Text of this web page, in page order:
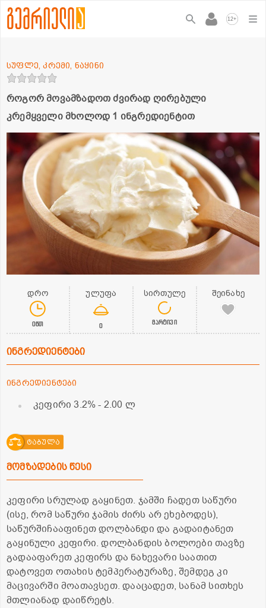
12+
როგორ მოვამზადოთ ძვირად ღირებული
კრემყველი მხოლოდ 1 ინგრედიენტით
სუფლე, კრემი, ნაყინი
დრო
0წთ
ულუფა
0
სირთულე
მარტივი
შეინახე
ინგრედიენტები
ინგრედიენტები
კეფირი 3.2%- 2.00 ლ
ტაბულა
მომზადების წესი
კეფირი სრულად გაყინეთ. ჯამში ჩადეთ საწური
(ისე, რომ საწური ჯამის ძირს არ ეხებოდეს),
საწურშიჩააფინეთ დოლბანდი და გადაიტანეთ
გაყინული კეფირი. დოლბანდის ბოლოები თავზე
გადააფარეთ კეფირს და ნახევარი საათით
დატოვეთ ოთახის ტემპერატურაზე, შემდეგ კი
მაცივარში მოათავსეთ. დააცადეთ, სანამ სითხეს
მთლიანად დაიწრეტს.